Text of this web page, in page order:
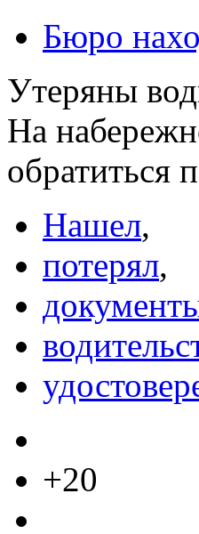
Бюро
Утеряны
На
обратиться
Нашел,
потерял,
+20